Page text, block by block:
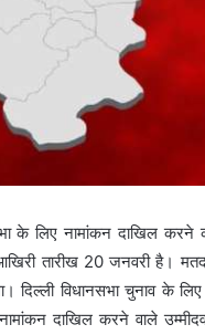
के लिए नामांकन दाखिल
तारीख 20 जनवरी है।
था। दिल्ली विधानसभा चुनाव
दाखिल करने वाले